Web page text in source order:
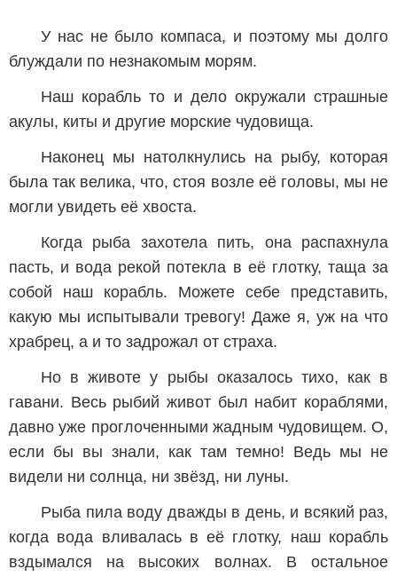
У нас не было компаса, и поэтому мы долго
блуждали по незнакомым морям.
Наш корабль то и дело окружали страшные
акулы, киты и другие морские чудовища.
Наконец мы натолкнулись на рыбу, которая
была так велика, что, стоя возле её головы, мы не
могли увидеть её хвоста.
Когда рыба захотела пить, она распахнула
пасть, и вода рекой потекла в её глотку, таща за
собой наш корабль. Можете себе представить,
какую мы испытывали тревогу! Даже я, уж на что
храбрец, а и то задрожал от страха.
Но в животе у рыбы оказалось тихо, как в
гавани. Весь рыбий живот был набит кораблями,
давно уже проглоченными жадным чудовищем. О,
если бы вы знали, как там темно! Ведь мы не
видели ни солнца, ни звёзд, ни луны.
Рыба пила воду дважды в день, и всякий раз,
когда вода вливалась в её глотку, наш корабль
вздымался на высоких волнах. В остальное